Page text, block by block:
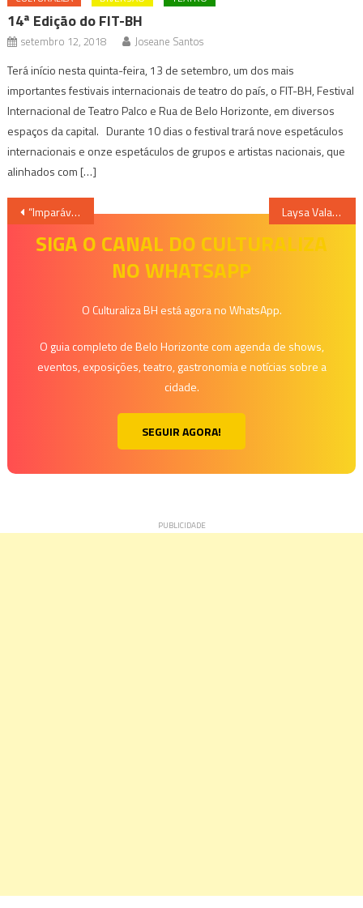
14ª Edição do FIT-BH
setembro 12, 2018 Joseane Santos
Terá início nesta quinta-feira, 13 de setembro, um dos mais
importantes festivais internacionais de teatro do país, o FIT-BH, Festival
Internacional de Teatro Palco e Rua de Belo Horizonte, em diversos
espaços da capital. Durante 10 dias o festival trará nove espetáculos
internacionais e onze espetáculos de grupos e artistas nacionais, que
alinhados com […]
Navegação
“Imparável” do Akatu com Péricles ultrapassa 10 milhões de plays no YouTube Laysa Valadares vence votação popular do G1 e está confirmada no palco principal do Pedro Leopoldo Rodeio Show 2027
SIGA O CANAL DO CULTURALIZA
NO WHATSAPP
O Culturaliza BH está agora no WhatsApp.
O guia completo de Belo Horizonte com agenda de shows,
eventos, exposições, teatro, gastronomia e notícias sobre a
cidade.
SEGUIR AGORA!